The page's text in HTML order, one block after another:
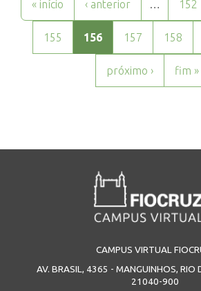
« início ‹ anterior … 152
155 156 157 158
próximo › fim »
CAMPUS VIRTUAL
AV. BRASIL, 4365 - MANGUINHOS, RIO
21040-900